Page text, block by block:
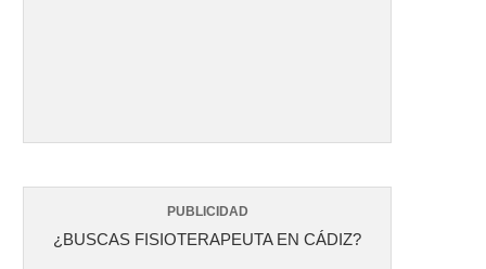
PUBLICIDAD
¿BUSCAS FISIOTERAPEUTA EN CÁDIZ?